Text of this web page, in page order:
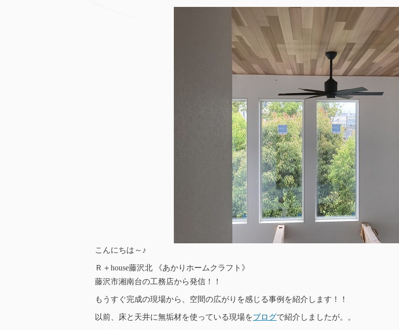
こんにちは～♪
Ｒ＋house藤沢北 《あかりホームクラフト》
藤沢市湘南台の工務店から発信！！
もうすぐ完成の現場から、空間の広がりを感じる事例を紹介します！！
以前、床と天井に無垢材を使っている現場をブログで紹介しましたが。。